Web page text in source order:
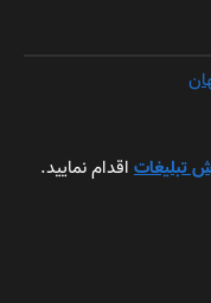
تبلیغات اقدام نمایید.